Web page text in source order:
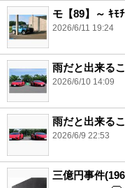
モ【89】～ ｷﾓ
2026/6/11 19:24
雨だと出来る
2026/6/10 14:09
雨だと出来る
2026/6/9 22:53
三億円事件